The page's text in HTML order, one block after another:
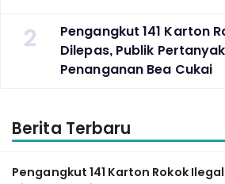
2
Pengangkut 141 Karton
Dilepas, Publik
Penanganan Bea Cukai
Berita Terbaru
Pengangkut 141 Karton Rokok Ilegal